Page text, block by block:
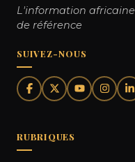
L'information africaine
de référence
SUIVEZ-NOUS
RUBRIQUES